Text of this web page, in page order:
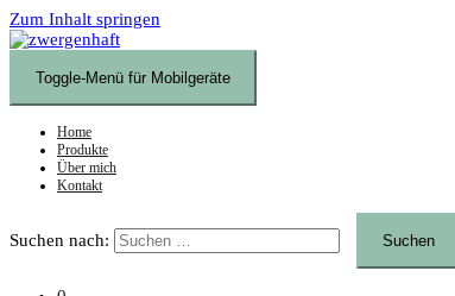
Zum Inhalt springen
Toggle-Menü für Mobilgeräte
Home
Produkte
Über mich
Kontakt
Suchen nach: